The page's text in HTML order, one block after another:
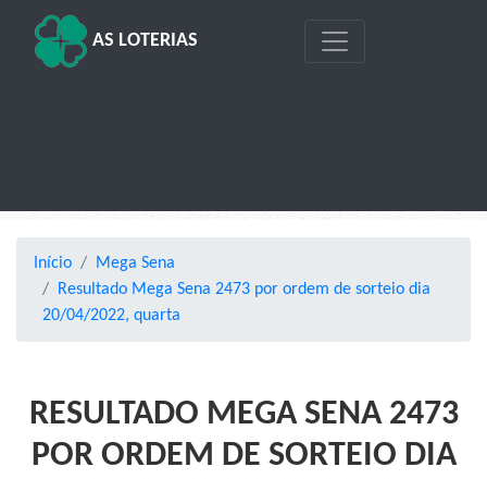
AS LOTERIAS
Início
Mega Sena
Resultado Mega Sena 2473 por ordem de sorteio dia
20/04/2022, quarta
RESULTADO MEGA SENA 2473
POR ORDEM DE SORTEIO DIA